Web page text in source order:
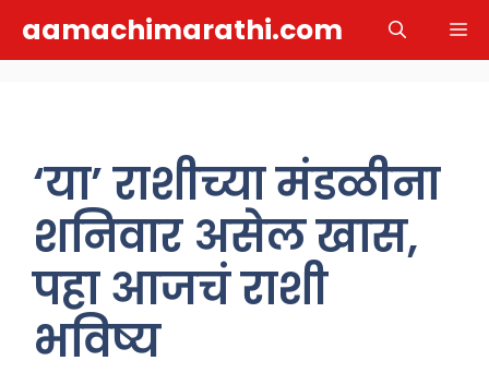
aamachimarathi.com
‘या’ राशीच्या मंडळीना
शनिवार असेल खास,
पहा आजचं राशी
भविष्य